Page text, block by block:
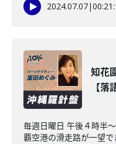
2024.07.07|
知花
【落
毎週日曜日 午後４時半
覇空港の滑走路が一望